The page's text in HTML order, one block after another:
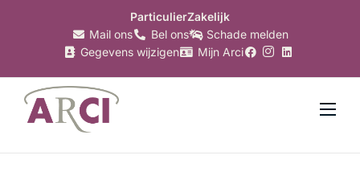
ParticulierZakelijk
Mail ons
Bel ons
Schade melden
Gegevens wijzigen
Mijn Arci
Verzekeringen